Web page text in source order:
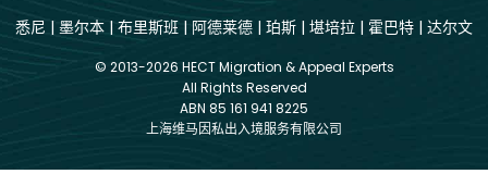
悉尼 | 墨尔本 | 布里斯班 | 阿德莱德 | 珀斯 | 堪培拉 | 霍巴特 | 达尔文
© 2013-2026 HECT Migration & Appeal Experts
All Rights Reserved
ABN 85 161 941 8225
上海维马因私出入境服务有限公司